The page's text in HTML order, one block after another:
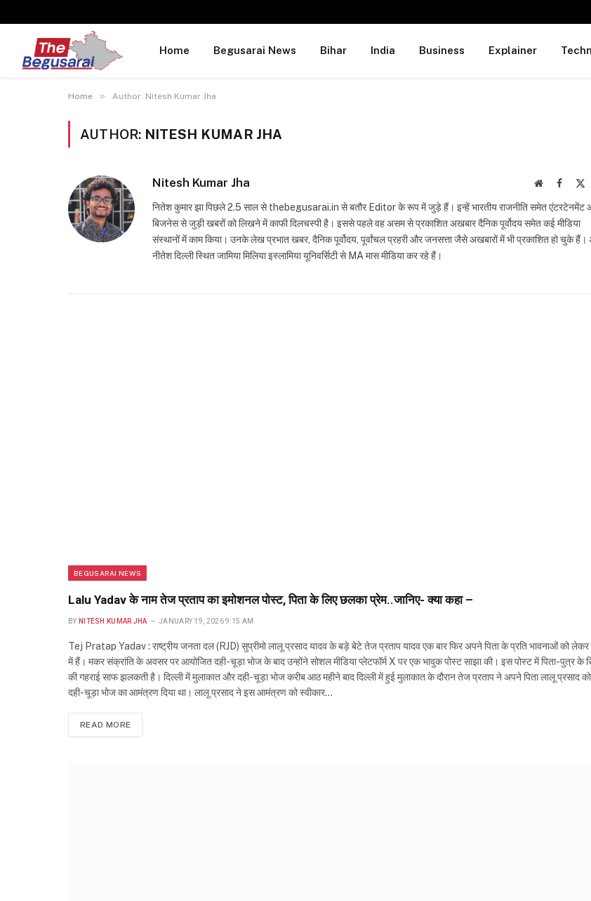
Home Begusarai News Bihar India Business Explainer
Home » Author: Nitesh Kumar Jha
AUTHOR: NITESH KUMAR JHA
Nitesh Kumar Jha Website
नितेश कुमार झा पिछले 2.5 साल से thebegusarai.in से बतौर Editor के रूप में जुड़े हैं। इन्हें भारतीय राजनीति समेत एंटरटेनमेंट
बिजनेस से जुड़ी खबरों को लिखने में काफी दिलचस्पी है। इससे पहले वह असम से प्रकाशित अखबार दैनिक पूर्वोदय समेत कई मीडिया
संस्थानों में काम किया। उनके लेख प्रभात खबर, दैनिक पूर्वोदय, पूर्वांचल प्रहरी और जनसत्ता जैसे अखबारों में भी प्रकाशित हो चुके हैं।
नीतेश दिल्ली स्थित जामिया मिलिया इस्लामिया यूनिवर्सिटी से MA मास मीडिया कर रहे हैं।
BEGUSARAI NEWS
Lalu Yadav के नाम तेज प्रताप का इमोशनल पोस्ट, प‍िता के ल‍िए छलका प्रेम..जानिए- क्या कहा –
BY NITESH KUMAR JHA JANUARY 19, 2026 9:15 AM
Tej Pratap Yadav : राष्ट्रीय जनता दल (RJD) सुप्रीमो लालू प्रसाद यादव के बड़े बेटे तेज प्रताप यादव एक बार फिर अपने पिता के प्रति भावनाओं को लेकर
में हैं। मकर संक्रांति के अवसर पर आयोजित दही-चूड़ा भोज के बाद उन्होंने सोशल मीडिया प्लेटफॉर्म X पर एक भावुक पोस्ट साझा की। इस पोस्ट में पिता-पुत्र के
की गहराई साफ झलकती है। दिल्ली में मुलाकात और दही-चूड़ा भोज करीब आठ महीने बाद दिल्ली में हुई मुलाकात के दौरान तेज प्रताप ने अपने पिता लालू प्रसाद को
दही-चूड़ा भोज का आमंत्रण दिया था। लालू प्रसाद ने इस आमंत्रण को स्वीकार…
READ MORE